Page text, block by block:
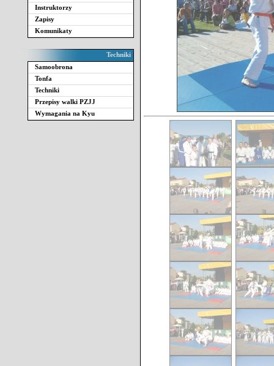
Instruktorzy
Zapisy
Komunikaty
Techniki
Samoobrona
Tonfa
Techniki
Przepisy walki PZJJ
Wymagania na Kyu